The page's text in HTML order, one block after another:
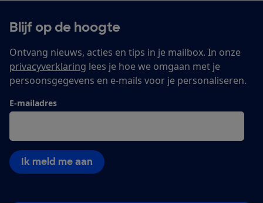
Blijf op de hoogte
Ontvang nieuws, acties en tips in je mailbox. In onze
privacyverklaring lees je hoe we omgaan met je
persoonsgegevens en e-mails voor je personaliseren.
E-mailadres
Ik meld me aan